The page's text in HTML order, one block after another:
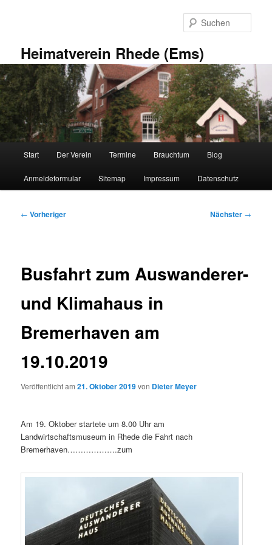
Heimatverein Rhede (Ems)
Start Der Verein Termine Brauchtum Blog
Anmeldeformular Sitemap Impressum Datenschutz
Beitragsnavigation
← Vorheriger Nächster →
Busfahrt zum Auswanderer-
und Klimahaus in
Bremerhaven am
19.10.2019
Veröffentlicht am21. Oktober 2019von Dieter Meyer
Am 19. Oktober startete um 8.00 Uhr am
Landwirtschaftsmuseum in Rhede die Fahrt nach
Bremerhaven……………….zum